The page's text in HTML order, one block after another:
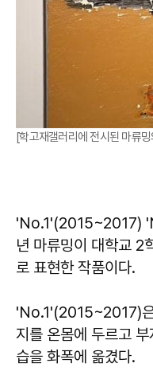
[학고재갤러리에 전시된 마류
'No.1'(2015~2017)
년 마류밍이 대학교 2
로 표현한 작품이다.
'No.1'(2015~2017)
지를 온몸에 두르고
습을 화폭에 옮겼다.